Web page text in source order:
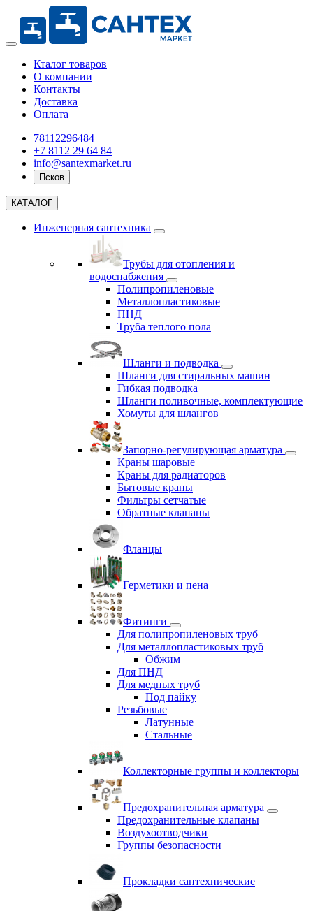
Кталог товаров
О компании
Контакты
Доставка
Оплата
78112296484
+7 8112 29 64 84
info@santexmarket.ru
Псков
КАТАЛОГ
Инженерная сантехника
Трубы для отопления и
водоснабжения
Полипропиленовые
Металлопластиковые
ПНД
Труба теплого пола
Шланги и подводка
Шланги для стиральных машин
Гибкая подводка
Шланги поливочные, комплектующие
Хомуты для шлангов
Запорно-регулирующая арматура
Краны шаровые
Краны для радиаторов
Бытовые краны
Фильтры сетчатые
Обратные клапаны
Фланцы
Герметики и пена
Фитинги
Для полипропиленовых труб
Для металлопластиковых труб
Обжим
Для ПНД
Для медных труб
Под пайку
Резьбовые
Латунные
Cтальные
Коллекторные группы и коллекторы
Предохранительная арматура
Предохранительные клапаны
Воздухоотводчики
Группы безопасности
Прокладки сантехнические